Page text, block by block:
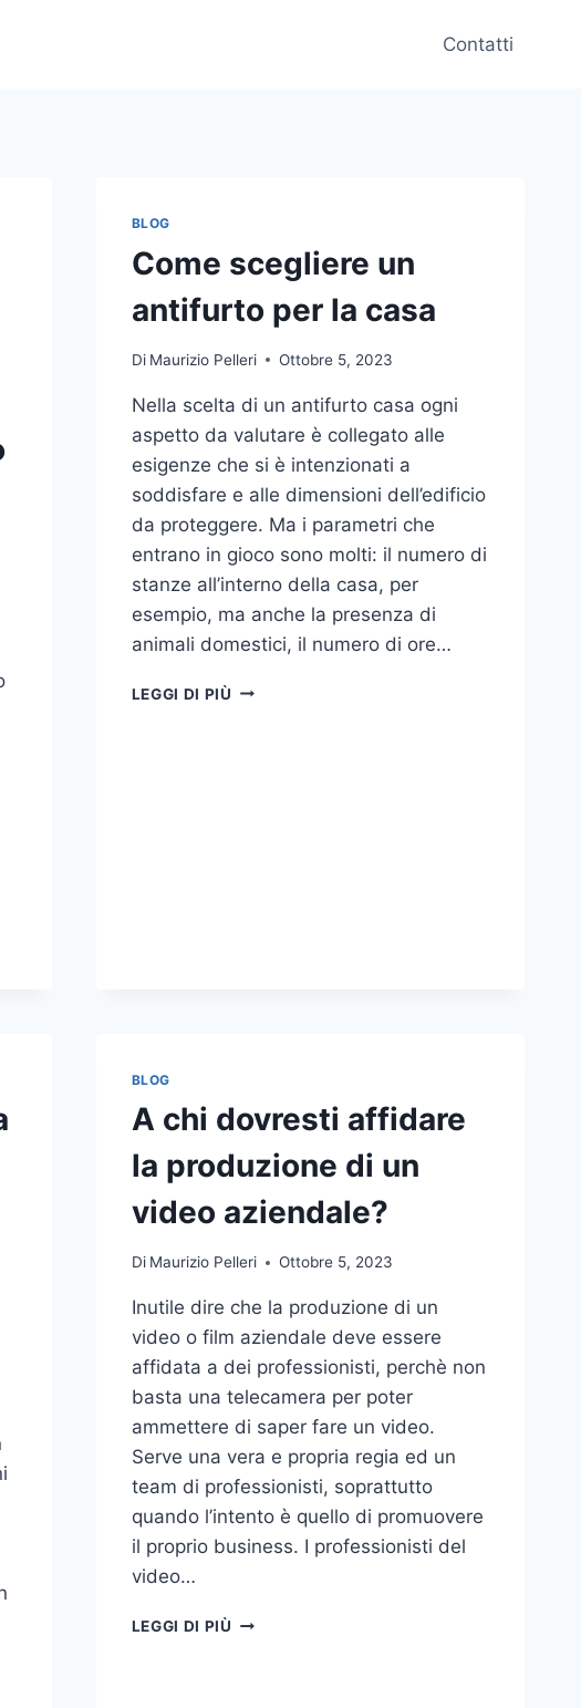
Contatti
BLOG
Come scegliere un
antifurto per la casa
Di Maurizio Pelleri Ottobre 5, 2023
Nella scelta di un antifurto casa ogni
aspetto da valutare è collegato alle
esigenze che si è intenzionati a
soddisfare e alle dimensioni dell’edificio
da proteggere. Ma i parametri che
entrano in gioco sono molti: il numero di
stanze all’interno della casa, per
esempio, ma anche la presenza di
animali domestici, il numero di ore…
LEGGI DI PIÙ COME
BLOG
A chi dovresti affidare
la produzione di un
video aziendale?
Di Maurizio Pelleri Ottobre 5, 2023
Inutile dire che la produzione di un
video o film aziendale deve essere
affidata a dei professionisti, perchè non
basta una telecamera per poter
ammettere di saper fare un video.
Serve una vera e propria regia ed un
team di professionisti, soprattutto
quando l’intento è quello di promuovere
il proprio business. I professionisti del
video…
LEGGI DI PIÙ